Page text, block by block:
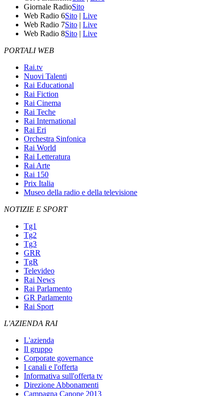
Giornale RadioSito
Web Radio 6Sito | Live
Web Radio 7Sito | Live
Web Radio 8Sito | Live
PORTALI WEB
Rai.tv
Nuovi Talenti
Rai Educational
Rai Fiction
Rai Cinema
Rai Teche
Rai International
Rai Eri
Orchestra Sinfonica
Rai World
Rai Letteratura
Rai Arte
Rai 150
Prix Italia
Museo della radio e della televisione
NOTIZIE E SPORT
Tg1
Tg2
Tg3
GRR
TgR
Televideo
Rai News
Rai Parlamento
GR Parlamento
Rai Sport
L'AZIENDA RAI
L'azienda
Il gruppo
Corporate governance
I canali e l'offerta
Informativa sull'offerta tv
Direzione Abbonamenti
Campagna Canone 2013